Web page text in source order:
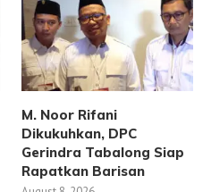
M. Noor Rifani
Dikukuhkan, DPC
Gerindra Tabalong Siap
Rapatkan Barisan